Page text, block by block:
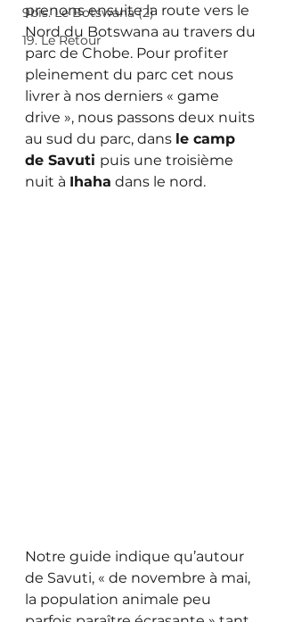
9bis. Le Botswana (2)
19. Le Retour
prenons ensuite la route vers le
Nord du Botswana au travers du
parc de Chobe. Pour profiter
pleinement du parc cet nous
livrer à nos derniers « game
drive », nous passons deux nuits
au sud du parc, dans le camp
de Savuti puis une troisième
nuit à Ihaha dans le nord.
Notre guide indique qu’autour
de Savuti, « de novembre à mai,
la population animale peu